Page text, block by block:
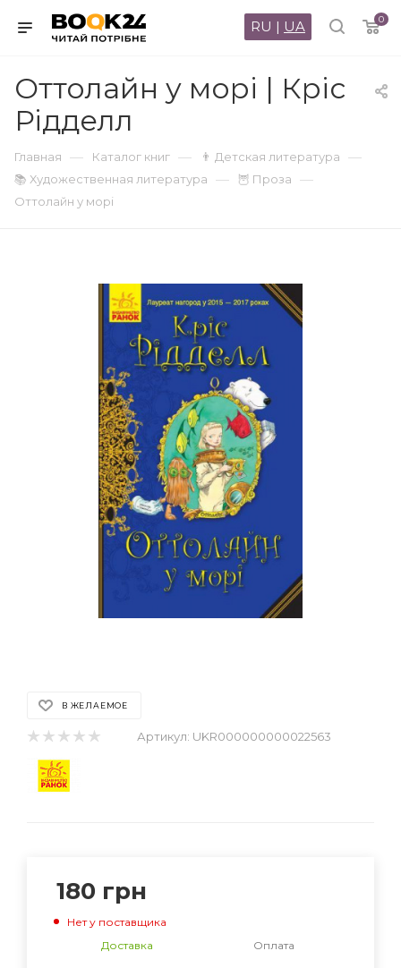
0
RU | UA
Оттолайн у морі | Кріс
Рідделл
Главная — Каталог книг — 👨 Детская литература —
📚 Художественная литература — 🦉 Проза —
Оттолайн у морі
В ЖЕЛАЕМОЕ
Артикул: UKR000000000022563
180 грн
Нет у поставщика
Доставка
Оплата